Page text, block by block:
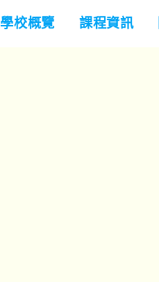
學校概覽 課程資訊